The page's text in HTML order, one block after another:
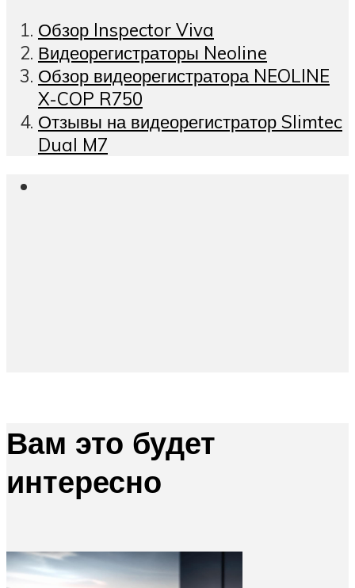
Обзор Inspector Viva
Видеорегистраторы Neoline
Обзор видеорегистратора NEOLINE
X-COP R750
Отзывы на видеорегистратор Slimtec
Dual M7
Вам это будет
интересно